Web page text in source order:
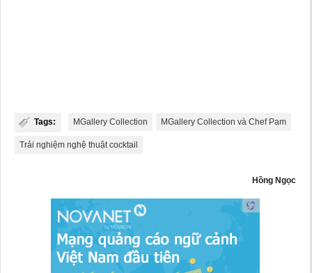
Tags: MGallery Collection MGallery Collection và Chef Pam
Trải nghiệm nghệ thuật cocktail
Hồng Ngọc